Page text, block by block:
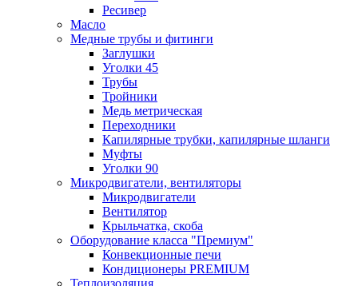
Ресивер
Масло
Медные трубы и фитинги
Заглушки
Уголки 45
Трубы
Тройники
Медь метрическая
Переходники
Капилярные трубки, капилярные шланги
Муфты
Уголки 90
Микродвигатели, вентиляторы
Микродвигатели
Вентилятор
Крыльчатка, скоба
Оборудование класса "Премиум"
Конвекционные печи
Кондиционеры PREMIUM